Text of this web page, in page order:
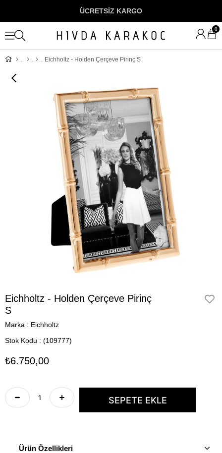
ÜCRETSİZ KARGO
0
Eichholtz - Holden Çerçeve Pirinç S
Eichholtz - Holden Çerçeve Pirinç
S
Marka : Eichholtz
Stok Kodu
(109777)
₺6.750,00
Ürün Özellikleri